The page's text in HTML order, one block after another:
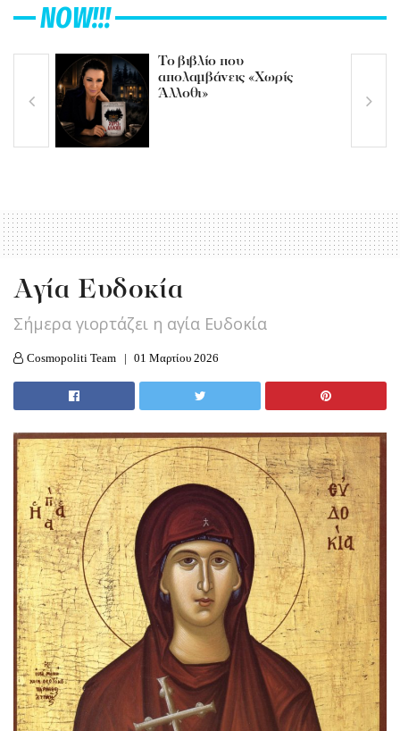
NOW!!!
Το βιβλίο που
απολαμβάνεις «Χωρίς
Άλλοθι»
Αγία Ευδοκία
Σήμερα γιορτάζει η αγία Ευδοκία
Cosmopoliti Team 01 Μαρτίου 2026